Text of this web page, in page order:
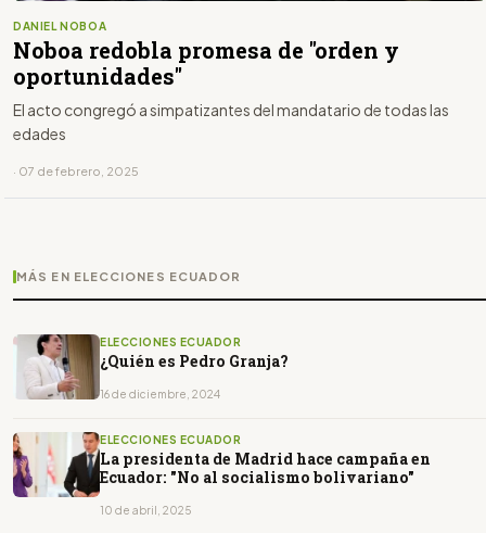
DANIEL NOBOA
Noboa redobla promesa de "orden y
oportunidades"
El acto congregó a simpatizantes del mandatario de todas las
edades
· 07 de febrero, 2025
MÁS EN ELECCIONES ECUADOR
ELECCIONES ECUADOR
¿Quién es Pedro Granja?
16 de diciembre, 2024
ELECCIONES ECUADOR
La presidenta de Madrid hace campaña en
Ecuador: "No al socialismo bolivariano"
10 de abril, 2025